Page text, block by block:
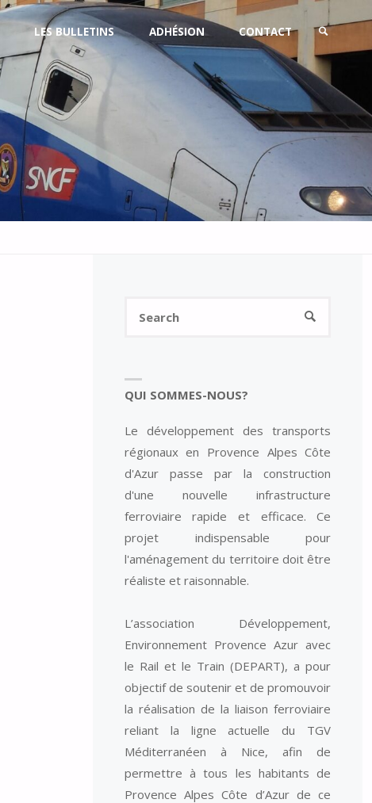
LES BULLETINS ADHÉSION CONTACT
SEARCH
SEARCH
QUI SOMMES-NOUS?
Le développement des transports
régionaux en Provence Alpes Côte
d'Azur passe par la construction
d'une nouvelle infrastructure
ferroviaire rapide et efficace. Ce
projet indispensable pour
l'aménagement du territoire doit être
réaliste et raisonnable.
L’association Développement,
Environnement Provence Azur avec
le Rail et le Train (DEPART), a pour
objectif de soutenir et de promouvoir
la réalisation de la liaison ferroviaire
reliant la ligne actuelle du TGV
Méditerranéen à Nice, afin de
permettre à tous les habitants de
Provence Alpes Côte d’Azur de ce